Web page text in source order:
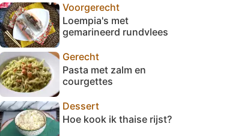
Voorgerecht
Loempia's met
gemarineerd rundvlees
Gerecht
Pasta met zalm en
courgettes
Dessert
Hoe kook ik thaise rijst?